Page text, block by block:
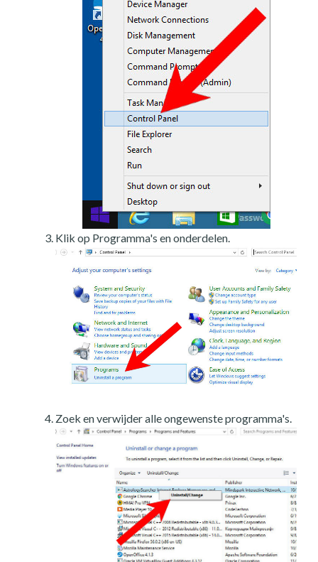
Klik op Programma's en onderdelen.
Zoek en verwijder alle ongewenste programma's.